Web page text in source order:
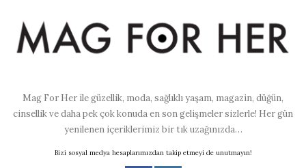
Mag For Her ile güzellik, moda, sağlıklı yaşam, magazin, düğün,
cinsellik ve daha pek çok konuda en son gelişmeler sizlerle! Her gün
yenilenen içeriklerimiz bir tık uzağınızda…
Bizi sosyal medya hesaplarımızdan takip etmeyi de unutmayın!